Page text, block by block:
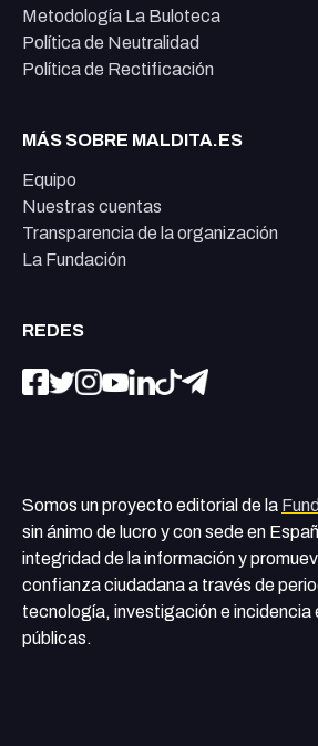
Metodología La Buloteca
Política de Neutralidad
Política de Rectificación
MÁS SOBRE MALDITA.ES
Equipo
Nuestras cuentas
Transparencia de la organización
La Fundación
REDES
Somos un proyecto editorial de la
sin ánimo de lucro y con sede en
integridad de la información y
confianza ciudadana a través de
tecnología, investigación e incidencia
públicas.